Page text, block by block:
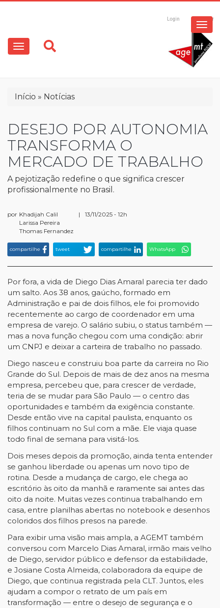
conteúdo
principal
Login Registrar
Main
navigation
Trilha
navegação
Início Notícias
DESEJO POR AUTONOMIA
TRANSFORMA O
MERCADO DE TRABALHO
A pejotização redefine o que significa crescer
profissionalmente no Brasil.
por Khadijah Calil
Larissa Pereira
Thomas Fernandez
| 13/11/2025 - 12h
compartilhe tweet compartilhe WhatsApp
Por fora, a vida de Diego Dias Amaral parecia ter dado
um salto. Aos 38 anos, gaúcho, formado em
Administração e pai de dois filhos, ele foi promovido
recentemente ao cargo de coordenador em uma
empresa de varejo. O salário subiu, o status também —
mas a nova função chegou com uma condição: abrir
um CNPJ e deixar a carteira de trabalho no passado.
Diego nasceu e construiu boa parte da carreira no Rio
Grande do Sul. Depois de mais de dez anos na mesma
empresa, percebeu que, para crescer de verdade,
teria de se mudar para São Paulo — o centro das
oportunidades e também da exigência constante.
Desde então vive na capital paulista, enquanto os
filhos continuam no Sul com a mãe. Ele viaja quase
todo final de semana para visitá-los.
Dois meses depois da promoção, ainda tenta entender
se ganhou liberdade ou apenas um novo tipo de
rotina. Desde a mudança de cargo, ele chega ao
escritório às oito da manhã e raramente sai antes das
oito da noite. Muitas vezes continua trabalhando em
casa, entre planilhas abertas no notebook e desenhos
coloridos dos filhos presos na parede.
Para exibir uma visão mais ampla, a AGEMT também
conversou com Marcelo Dias Amaral, irmão mais velho
de Diego, servidor público e defensor da estabilidade,
e Josiane Costa Almeida, colaboradora da equipe de
Diego, que continua registrada pela CLT. Juntos, eles
ajudam a compor o retrato de um país em
transformação — entre o desejo de segurança e o